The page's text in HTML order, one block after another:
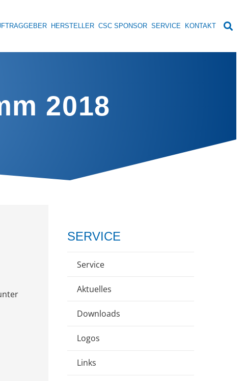
HERSTELLER CSC SPONSOR SERVICE KONTAKT
2018
SERVICE
Service
Aktuelles
Downloads
Logos
Links